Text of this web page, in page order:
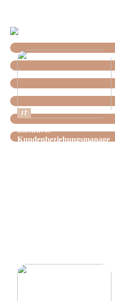
IT
Effektives
Kundenbeziehungsmanage